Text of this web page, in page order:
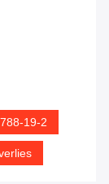
19-2